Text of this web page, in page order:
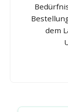
dem